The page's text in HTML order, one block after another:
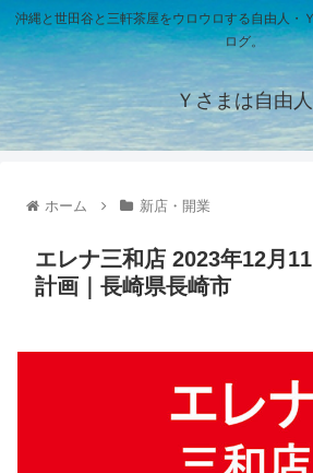
沖縄と世田谷と三軒茶屋をウロウロする自由人・
ログ。
Ｙさまは自由人
ホーム 新店・開業
エレナ三和店 2023年12月
計画｜長崎県長崎市